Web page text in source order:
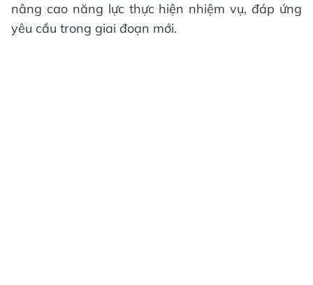
nâng cao năng lực thực hiện nhiệm vụ, đáp ứng
yêu cầu trong giai đoạn mới.